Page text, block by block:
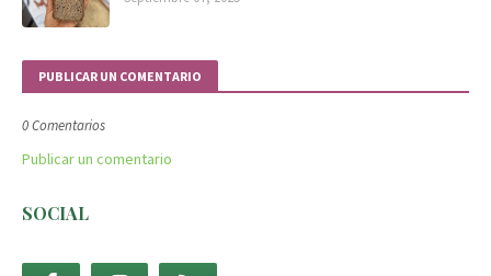
PUBLICAR UN COMENTARIO
0 Comentarios
Publicar un comentario
SOCIAL